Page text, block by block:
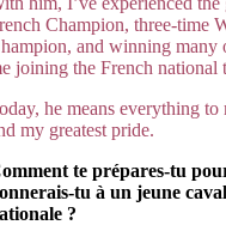
Champion, three-time
and winning many
joining the French national
he means everything to
my greatest pride.
te prépares-tu
tu à un jeune
?